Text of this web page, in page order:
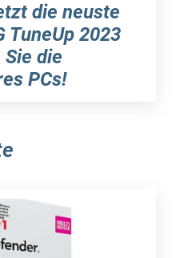
die neuste
TuneUp 2023
die
PCs!
nachlässt, ist es
geeigneten Software-
bietet der
dem Programm AVG
Anpassung
werden Sie